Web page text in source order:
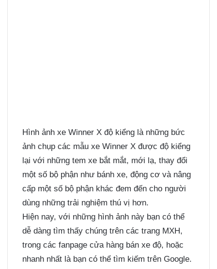
Hình ảnh xe Winner X độ kiểng là những bức
ảnh chụp các mẫu xe Winner X được độ kiểng
lại với những tem xe bắt mắt, mới lạ, thay đổi
một số bộ phận như bánh xe, động cơ và nâng
cấp một số bộ phận khác đem đến cho người
dùng những trải nghiệm thú vị hơn.
Hiện nay, với những hình ảnh này bạn có thể
dễ dàng tìm thấy chúng trên các trang MXH,
trong các fanpage cửa hàng bán xe độ, hoặc
nhanh nhất là bạn có thể tìm kiếm trên Google.